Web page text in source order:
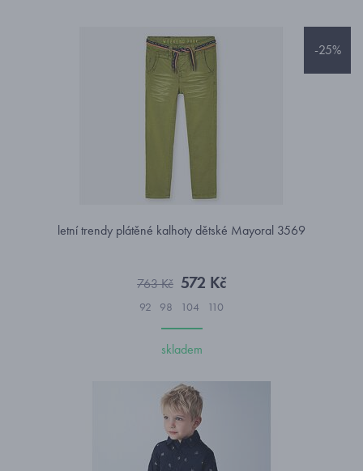
-25%
letní trendy plátěné kalhoty dětské Mayoral 3569
763 Kč 572 Kč
92 98 104 110
skladem